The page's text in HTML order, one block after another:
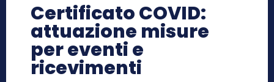
Certificato COVID:
attuazione misure
per eventi e
ricevimenti